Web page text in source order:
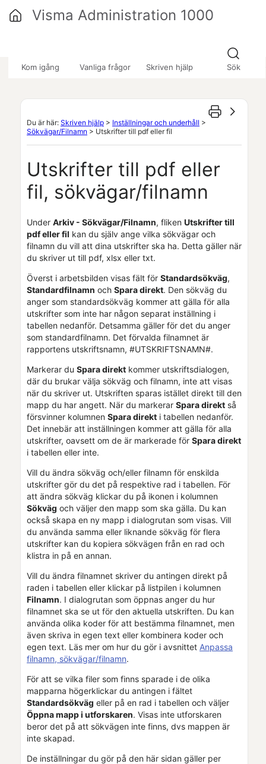
Kom igång Vanliga frågor Skriven hjälp Sök
Visma Administration 1000
Du är här: Skriven hjälp > Inställningar och underhåll >
Sökvägar/Filnamn > Utskrifter till pdf eller fil
Utskrifter till pdf eller
fil, sökvägar/filnamn
Under Arkiv - Sökvägar/Filnamn, fliken Utskrifter till
pdf eller fil kan du själv ange vilka sökvägar och
filnamn du vill att dina utskrifter ska ha. Detta gäller när
du skriver ut till pdf, xlsx eller txt.
Överst i arbetsbilden visas fält för Standardsökväg,
Standardfilnamn och Spara direkt. Den sökväg du
anger som standardsökväg kommer att gälla för alla
utskrifter som inte har någon separat inställning i
tabellen nedanför. Detsamma gäller för det du anger
som standardfilnamn. Det förvalda filnamnet är
rapportens utskriftsnamn, #UTSKRIFTSNAMN#.
Markerar du Spara direkt kommer utskriftsdialogen,
där du brukar välja sökväg och filnamn, inte att visas
när du skriver ut. Utskriften sparas istället direkt till den
mapp du har angett. När du markerar Spara direkt så
försvinner kolumnen Spara direkt i tabellen nedanför.
Det innebär att inställningen kommer att gälla för alla
utskrifter, oavsett om de är markerade för Spara direkt
i tabellen eller inte.
Vill du ändra sökväg och/eller filnamn för enskilda
utskrifter gör du det på respektive rad i tabellen. För
att ändra sökväg klickar du på ikonen i kolumnen
Sökväg och väljer den mapp som ska gälla. Du kan
också skapa en ny mapp i dialogrutan som visas. Vill
du använda samma eller liknande sökväg för flera
utskrifter kan du kopiera sökvägen från en rad och
klistra in på en annan.
Vill du ändra filnamnet skriver du antingen direkt på
raden i tabellen eller klickar på listpilen i kolumnen
Filnamn. I dialogrutan som öppnas anger du hur
filnamnet ska se ut för den aktuella utskriften. Du kan
använda olika koder för att bestämma filnamnet, men
även skriva in egen text eller kombinera koder och
egen text. Läs mer om hur du gör i avsnittet Anpassa
filnamn, sökvägar/filnamn.
För att se vilka filer som finns sparade i de olika
mapparna högerklickar du antingen i fältet
Standardsökväg eller på en rad i tabellen och väljer
Öppna mapp i utforskaren. Visas inte utforskaren
beror det på att sökvägen inte finns, dvs mappen är
inte skapad.
De inställningar du gör på den här sidan gäller per